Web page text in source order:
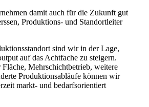
damit auch für die Zukunft gut
Produktions- und Standortleiter
sind wir in der Lage,
auf das Achtfache zu steigern.
Mehrschichtbetrieb, weitere
Produktionsabläufe können wir
markt- und bedarfsorientiert